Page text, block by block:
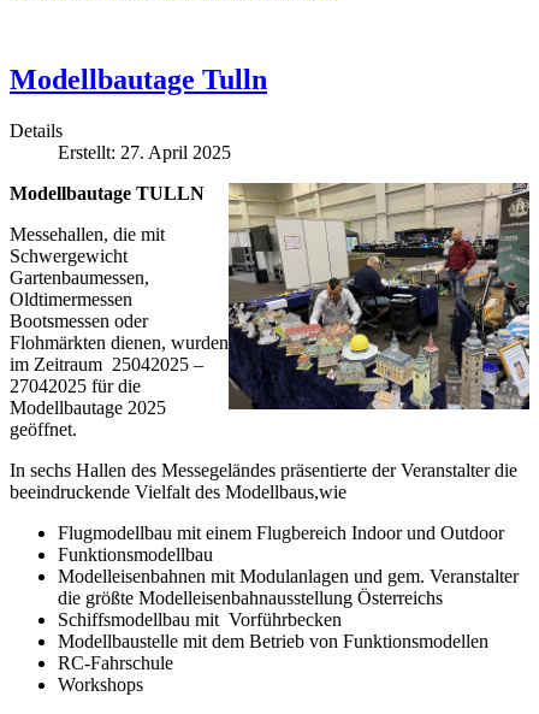
Modellbautage Tulln
Details
Erstellt: 27. April 2025
Modellbautage TULLN
Messehallen, die mit
Schwergewicht
Gartenbaumessen,
Oldtimermessen
Bootsmessen oder
Flohmärkten dienen, wurden
im Zeitraum 25042025 –
27042025 für die
Modellbautage 2025
geöffnet.
In sechs Hallen des Messegeländes präsentierte der Veranstalter die
beeindruckende Vielfalt des Modellbaus,wie
Flugmodellbau mit einem Flugbereich Indoor und Outdoor
Funktionsmodellbau
Modelleisenbahnen mit Modulanlagen und gem. Veranstalter
die größte Modelleisenbahnausstellung Österreichs
Schiffsmodellbau mit Vorführbecken
Modellbaustelle mit dem Betrieb von Funktionsmodellen
RC-Fahrschule
Workshops